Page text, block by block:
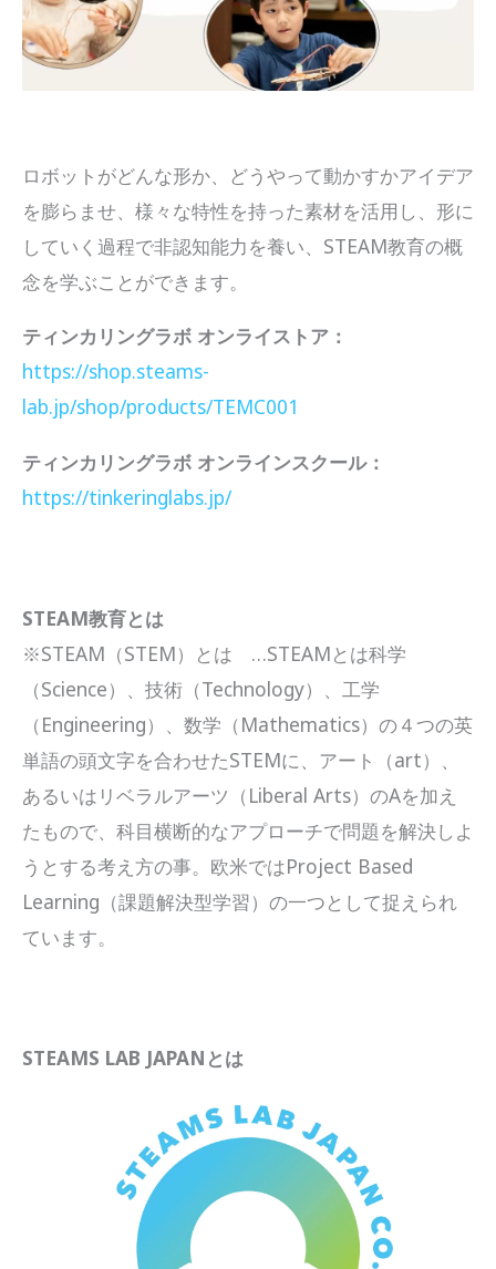
ロボットがどんな形か、どうやって動かすかアイデア
を膨らませ、様々な特性を持った素材を活用し、形に
していく過程で非認知能力を養い、STEAM教育の概
念を学ぶことができます。
ティンカリングラボ オンライストア：
https://shop.steams-
lab.jp/shop/products/TEMC001
ティンカリングラボ オンラインスクール：
https://tinkeringlabs.jp/
STEAM教育とは
※STEAM（STEM）とは …STEAMとは科学
（Science）、技術（Technology）、工学
（Engineering）、数学（Mathematics）の４つの英
単語の頭文字を合わせたSTEMに、アート（art）、
あるいはリベラルアーツ（Liberal Arts）のAを加え
たもので、科目横断的なアプローチで問題を解決しよ
うとする考え方の事。欧米ではProject Based
Learning（課題解決型学習）の一つとして捉えられ
ています。
STEAMS LAB JAPANとは